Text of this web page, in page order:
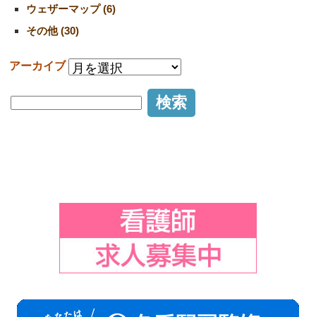
ウェザーマップ (6)
その他 (30)
アーカイブ